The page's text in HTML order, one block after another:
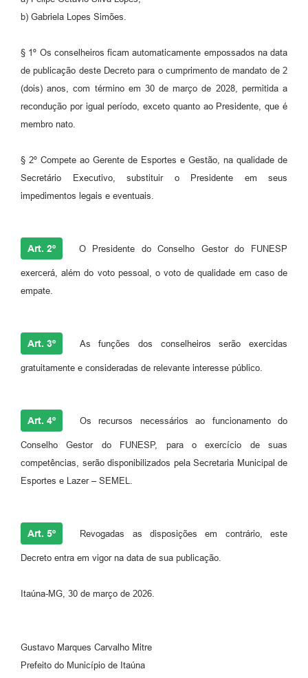
b) Gabriela Lopes Simões.
§ 1º Os conselheiros ficam automaticamente empossados na data
de publicação deste Decreto para o cumprimento de mandato de 2
(dois) anos, com término em 30 de março de 2028, permitida a
recondução por igual período, exceto quanto ao Presidente, que é
membro nato.
§ 2º Compete ao Gerente de Esportes e Gestão, na qualidade de
Secretário Executivo, substituir o Presidente em seus
impedimentos legais e eventuais.
Art. 2º O Presidente do Conselho Gestor do FUNESP
exercerá, além do voto pessoal, o voto de qualidade em caso de
empate.
Art. 3º As funções dos conselheiros serão exercidas
gratuitamente e consideradas de relevante interesse público.
Art. 4º Os recursos necessários ao funcionamento do
Conselho Gestor do FUNESP, para o exercício de suas
competências, serão disponibilizados pela Secretaria Municipal de
Esportes e Lazer – SEMEL.
Art. 5º Revogadas as disposições em contrário, este
Decreto entra em vigor na data de sua publicação.
Itaúna-MG, 30 de março de 2026.
Gustavo Marques Carvalho Mitre
Prefeito do Município de Itaúna